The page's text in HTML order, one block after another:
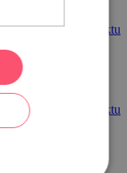
Detail projektu
Detail projektu